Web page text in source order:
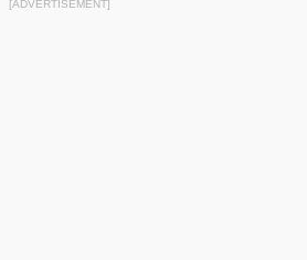
[ADVERTISEMENT]